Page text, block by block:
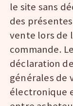
le site sans
des
vente lors de
commande.
déclaration
générales de
électronique